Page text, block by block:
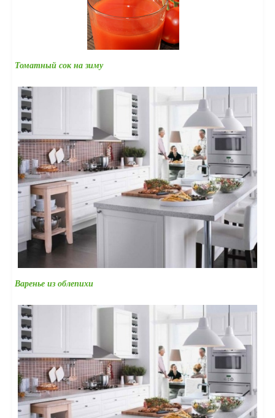
Томатный сок на зиму
Варенье из облепихи